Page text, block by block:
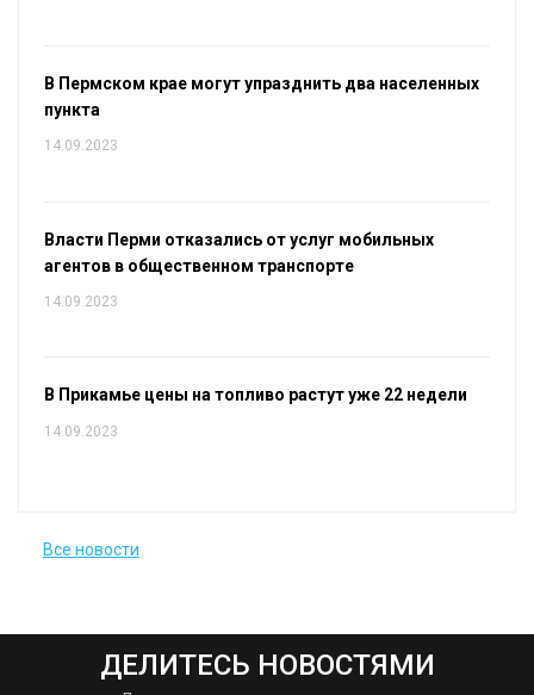
В Пермском крае могут упразднить два населенных
пункта
14.09.2023
Власти Перми отказались от услуг мобильных
агентов в общественном транспорте
14.09.2023
В Прикамье цены на топливо растут уже 22 недели
14.09.2023
Все новости
ДЕЛИТЕСЬ НОВОСТЯМИ